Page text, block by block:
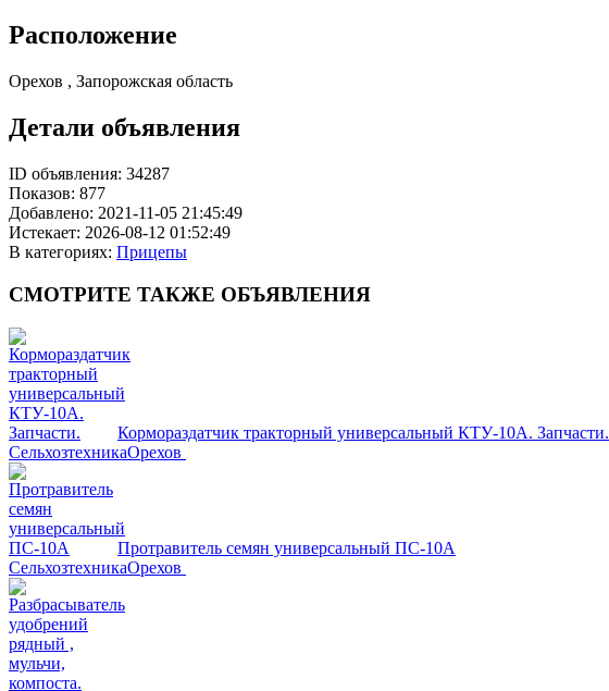
Расположение
Орехов , Запорожская область
Детали объявления
ID объявления: 34287
Показов: 877
Добавлено: 2021-11-05 21:45:49
Истекает: 2026-08-12 01:52:49
В категориях: Прицепы
СМОТРИТЕ ТАКЖЕ ОБЪЯВЛЕНИЯ
Кормораздатчик тракторный универсальный КТУ-10А. Запчасти.
СельхозтехникаОрехов
Протравитель семян универсальный ПС-10А
СельхозтехникаОрехов